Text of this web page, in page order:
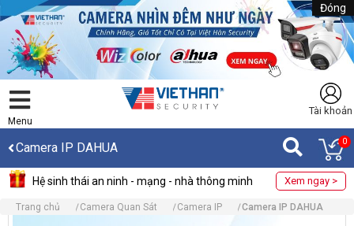
Đóng
Menu
Tài khoản
Camera IP DAHUA 0
Hệ sinh thái an ninh - mạng - nhà thông minh Xem ngay >
Trang chủ Camera Quan Sát Camera IP Camera IP DAHUA